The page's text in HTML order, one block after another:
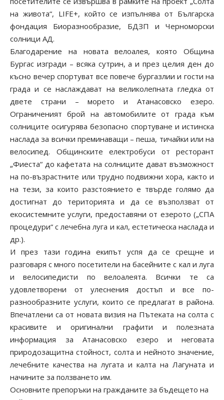
на живота“, LIFE+, който се изпълнява от Българска
фондация Биоразнообразие, БДЗП и Черноморски
солници АД.
Благодарение на новата велоалея, която Община
Бургас изгради – всяка сутрин, а и през целия ден до
късно вечер спортуват все повече бургазлии и гости на
града и се наслаждават на великолепната гледка от
двете страни – морето и Атанасовско езеро.
Ограниченият брой на автомобилите от града към
солниците осигурява безопасно спортуване и истинска
наслада за всички преминаващи – пеша, тичайки или на
велосипед. Общинските електробуси от ресторант
„Фиеста“ до кафетата на солниците дават възможност
на по-възрастните или трудно подвижни хора, както и
на тези, за които разстоянието е твърде голямо да
достигнат до територията и да се възползват от
екосистемните услуги, предоставяни от езерото („СПА
процедури“ с лечебна луга и кал, естетическа наслада и
др.).
И през тази година екипът успя да се срещне и
разговаря с много посетители на басейните с кал и луга
и велосипедисти по велоалеята. Всички те са
удовлетворени от улеснения достъп и все по-
разнообразните услуги, които се предлагат в района.
Впечатлени са от новата визия на Пътеката на солта с
красивите и оригинални графити и полезната
информация за Атанасовско езеро и неговата
природозащитна стойност, солта и нейното значение,
лечебните качества на лугата и калта на Лагуната и
начините за ползването им.
Основните препоръки на гражданите за бъдещето на